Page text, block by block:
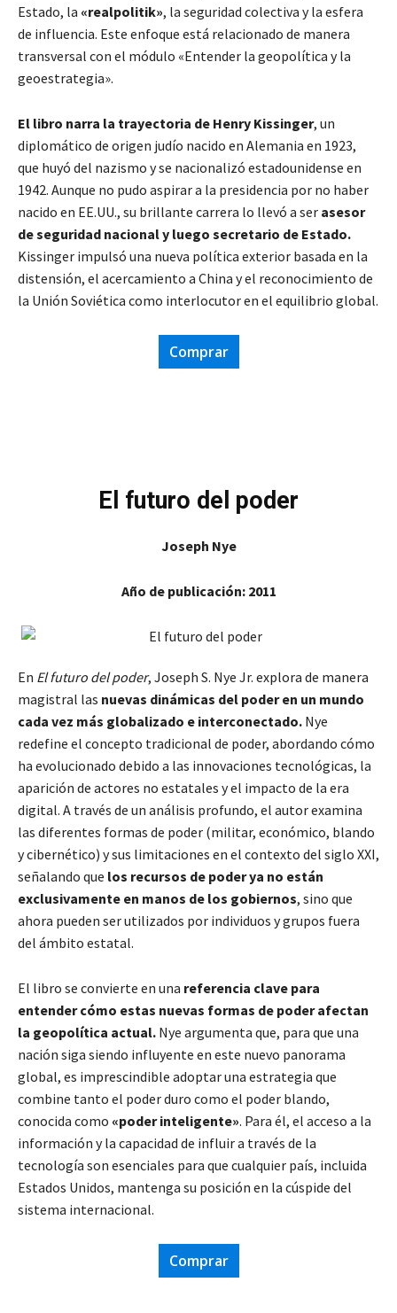
Estado, la «realpolitik», la seguridad colectiva y la esfera
de influencia. Este enfoque está relacionado de manera
transversal con el módulo «Entender la geopolítica y la
geoestrategia».
El libro narra la trayectoria de Henry Kissinger, un
diplomático de origen judío nacido en Alemania en 1923,
que huyó del nazismo y se nacionalizó estadounidense en
1942. Aunque no pudo aspirar a la presidencia por no haber
nacido en EE.UU., su brillante carrera lo llevó a ser asesor
de seguridad nacional y luego secretario de Estado.
Kissinger impulsó una nueva política exterior basada en la
distensión, el acercamiento a China y el reconocimiento de
la Unión Soviética como interlocutor en el equilibrio global.
Comprar
El futuro del poder
Joseph Nye
Año de publicación: 2011
En El futuro del poder, Joseph S. Nye Jr. explora de manera
magistral las nuevas dinámicas del poder en un mundo
cada vez más globalizado e interconectado. Nye
redefine el concepto tradicional de poder, abordando cómo
ha evolucionado debido a las innovaciones tecnológicas, la
aparición de actores no estatales y el impacto de la era
digital. A través de un análisis profundo, el autor examina
las diferentes formas de poder (militar, económico, blando
y cibernético) y sus limitaciones en el contexto del siglo XXI,
señalando que los recursos de poder ya no están
exclusivamente en manos de los gobiernos, sino que
ahora pueden ser utilizados por individuos y grupos fuera
del ámbito estatal.
El libro se convierte en una referencia clave para
entender cómo estas nuevas formas de poder afectan
la geopolítica actual. Nye argumenta que, para que una
nación siga siendo influyente en este nuevo panorama
global, es imprescindible adoptar una estrategia que
combine tanto el poder duro como el poder blando,
conocida como «poder inteligente». Para él, el acceso a la
información y la capacidad de influir a través de la
tecnología son esenciales para que cualquier país, incluida
Estados Unidos, mantenga su posición en la cúspide del
sistema internacional.
Comprar